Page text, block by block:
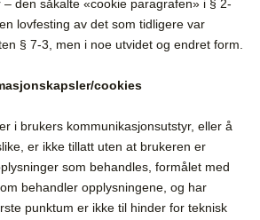
– den såkalte «cookie paragrafen» i § 2-
lovfesting av det som tidligere var
§ 7-3, men i noe utvidet og endret form.
cookies
i brukers kommunikasjonsutstyr, eller å
er ikke tillatt uten at brukeren er
som behandles, formålet med
behandler opplysningene, og har
punktum er ikke til hinder for teknisk